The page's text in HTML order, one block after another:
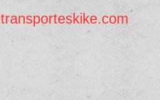
transporteskike.com